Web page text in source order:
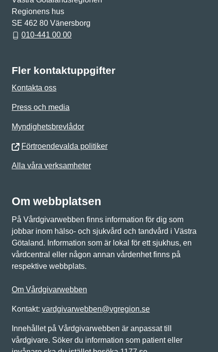
Regionens hus
SE 462 80 Vänersborg
010-441 00 00
Fler kontaktuppgifter
Kontakta oss
Press och media
Myndighetsbrevlådor
Förtroendevalda politiker
Alla våra verksamheter
Om webbplatsen
På Vårdgivarwebben finns information för dig som
jobbar inom hälso- och sjukvård och tandvård i Västra
Götaland. Information som är lokal för ett sjukhus, en
vårdcentral eller någon annan vårdenhet finns på
respektive webbplats.
Om Vårdgivarwebben
Kontakt: vardgivarwebben@vgregion.se
Innehållet på Vårdgivarwebben är anpassat till
vårdgivare. Söker du information som patient eller